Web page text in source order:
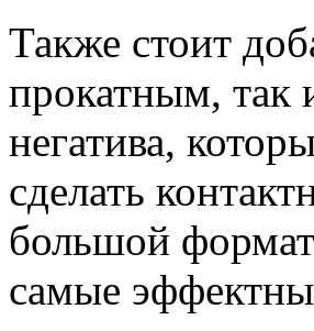
Также стоит
прокатным, так
негатива,
сделать
большой
самые